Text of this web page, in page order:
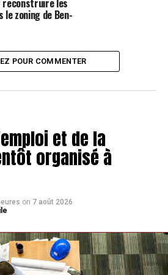
social. «Un chien qui
avec les autres chiens peut
C’est très fréquent. Par
maintenant à toutes mes activités
souvent plus
de travailler
l’humain »
COMPORTEMENTALISTE CANIN
reconstruire les
zoning de Ben-
POUR COMMENTER
et de la
organisé à
on 7 août 2026